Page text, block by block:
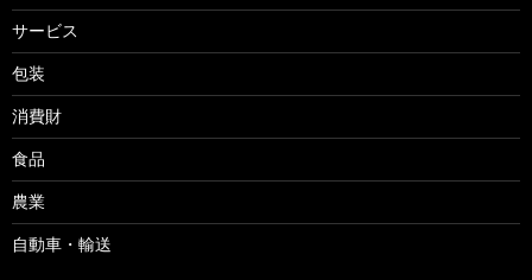
サービス
包装
消費財
食品
農業
自動車・輸送